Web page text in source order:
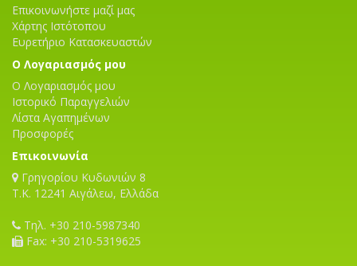
Επικοινωνήστε μαζί μας
Χάρτης Ιστότοπου
Ευρετήριο Κατασκευαστών
Ο Λογαριασμός μου
Ο Λογαριασμός μου
Ιστορικό Παραγγελιών
Λίστα Αγαπημένων
Προσφορές
Επικοινωνία
Γρηγορίου Κυδωνιών 8
T.K. 12241 Αιγάλεω, Ελλάδα
Τηλ. +30 210-5987340
Fax: +30 210-5319625